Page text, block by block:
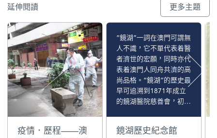
延伸閱讀 更多主題
疫情．歷程——澳
“鏡湖”一詞在澳門可謂無
人不識，它不單代表着醫
者濟世的宏願，同時亦代
表着澳門人同舟共濟的高
尚品格。“鏡湖”的歷史最
早可追溯到1871年成立
的鏡湖醫院慈善會，初期
發展成醫院（只提供中醫
鏡湖歷史紀念館